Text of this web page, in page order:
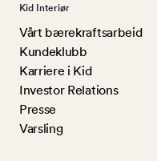
Kid Interiør
Vårt bærekraftsarbeid
Kundeklubb
Karriere i Kid
Investor Relations
Presse
Varsling